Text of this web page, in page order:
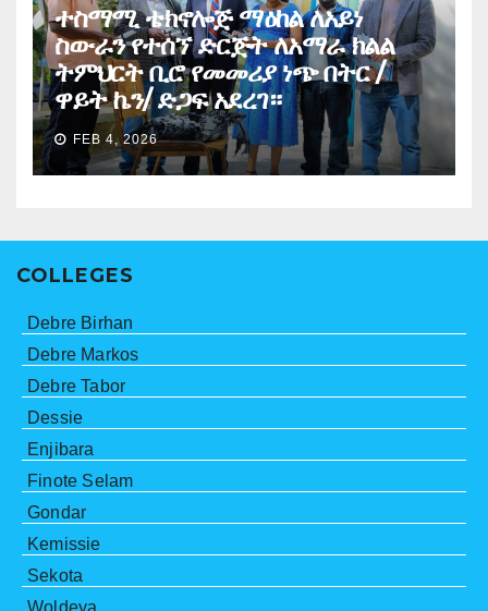
ተስማሚ ቴክኖሎጅ ማዕከል ለአይነ
ስውራን የተሰኘ ድርጅት ለአማራ ክልል
ትምህርት ቢሮ የመመሪያ ነጭ በትር /
ዋይት ኬን/ ድጋፍ አደረገ።
FEB 4, 2026
COLLEGES
Debre Birhan
Debre Markos
Debre Tabor
Dessie
Enjibara
Finote Selam
Gondar
Kemissie
Sekota
Woldeya